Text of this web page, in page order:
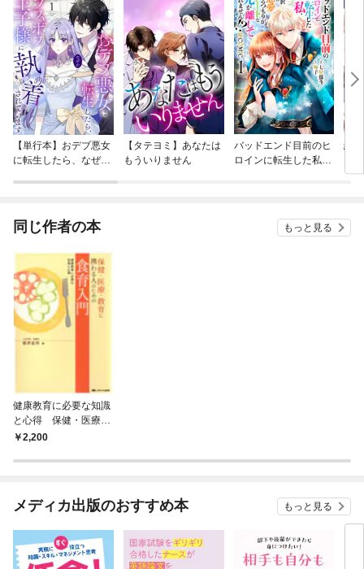
【単行本】おデブ悪女
に転生したら、なぜか
【タテヨミ】あなたは
もういりません
バッドエンド目前のヒ
ロインに転生した私、
結
同じ作者の本 もっと見る
健康教育に必要な知識
と心得 保健・医療・
教育に携わる人のため
2,200
メディカ出版のおすすめ本 もっと見る